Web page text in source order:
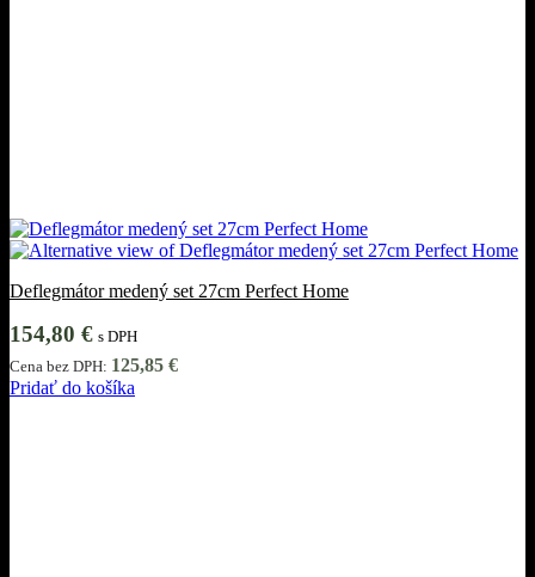
Deflegmátor medený set 27cm Perfect Home
154,80 € s DPH
Cena bez DPH: 125,85 €
Pridať do košíka